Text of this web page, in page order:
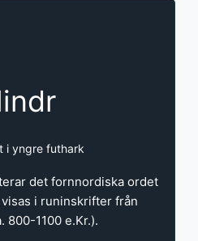
i yngre futhark
det fornnordiska ordet
i runinskrifter från
800-1100 e.Kr.).